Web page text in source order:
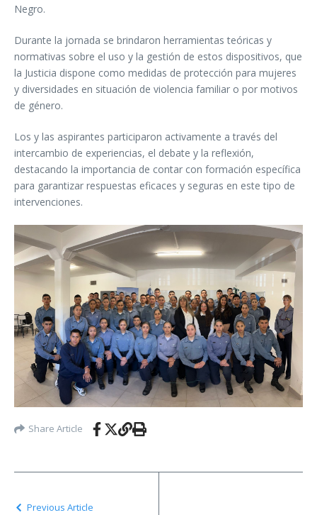
Negro.
Durante la jornada se brindaron herramientas teóricas y
normativas sobre el uso y la gestión de estos dispositivos, que
la Justicia dispone como medidas de protección para mujeres
y diversidades en situación de violencia familiar o por motivos
de género.
Los y las aspirantes participaron activamente a través del
intercambio de experiencias, el debate y la reflexión,
destacando la importancia de contar con formación específica
para garantizar respuestas eficaces y seguras en este tipo de
intervenciones.
Share Article
Previous Article